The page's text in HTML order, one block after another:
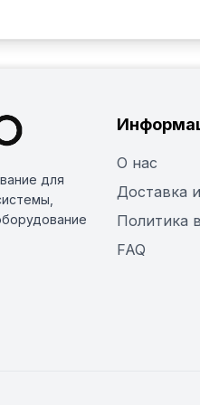
для
О нас
Доставка
Политика
FAQ